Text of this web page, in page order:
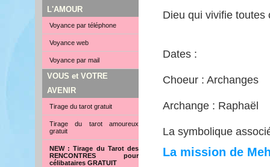
L'AMOUR
Voyance par téléphone
Voyance web
Voyance par mail
VOUS et VOTRE
AVENIR
Tirage du tarot gratuit
Tirage du tarot amoureux
gratuit
NEW : Tirage du Tarot des
RENCONTRES pour
célibataires GRATUIT
Dieu qui vivifie toutes
Dates :
Choeur : Archanges
Archange : Raphaël
La symbolique
La mission de